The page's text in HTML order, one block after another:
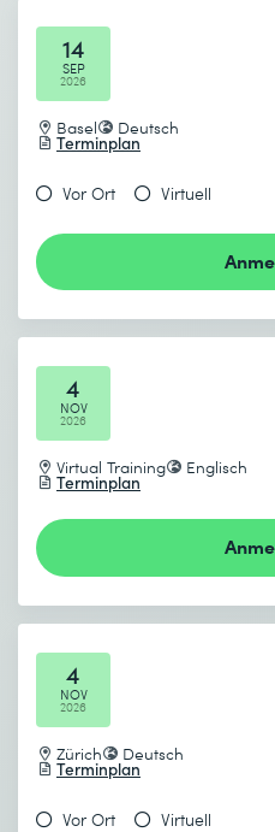
14
SEP
2026
Basel Deutsch
Terminplan
Vor Ort Virtuell
4
NOV
2026
Virtual Training Englisch
Terminplan
4
NOV
2026
Zürich Deutsch
Terminplan
Vor Ort Virtuell